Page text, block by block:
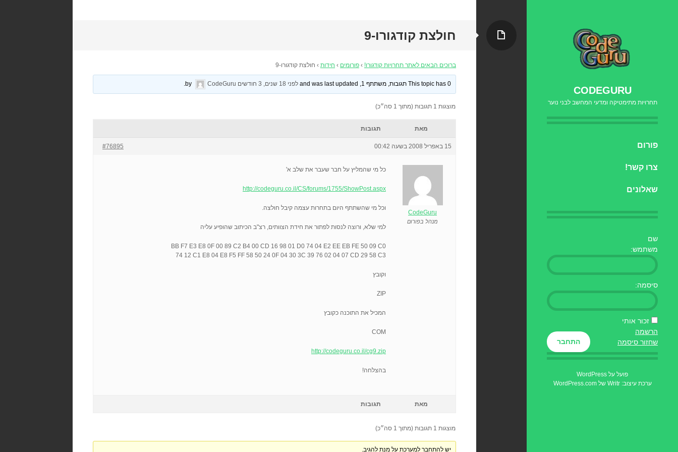
CODEGURU
תחרויות מתימטיקה ומדעי המחשב לבני נוער
דילוג
פורום
צרו קשר!
שאלונים
שם
משתמש:
סיסמה:
זכור אותי
התחבר
הרשמה
שחזור סיסמה
פועל על WordPress
ערכת עיצוב: Writr של
WordPress.com
חולצת קודגורו-9 עמוד
ברוכים הבאים לאתר תחרויות קודגורו! › פורומים › חידות › חולצת קודגורו-9
This topic has 0 תגובות, משתתף 1, and was last updated לפני 18 שנים, 3 חודשים CodeGuru
.
מוצגות 1 תגובות (מתוך 1 סה״כ)
מאת תגובות
15 באפריל 2008 בשעה 00:42 #76895
CodeGuru
מנהל בפורום
כל מי שהמליץ על חבר שעבר את שלב א'
http://codeguru.co.il/CS/forums/1755/ShowPost.aspx
וכל מי שהשתתף היום בתחרות עצמה קיבל חולצה.
למי שלא, ורוצה לנסות לפתור את חידת הצוותים, רצ"ב הכיתוב שהופיע עליה
BB F7 E3 E8 0F 00 89 C2 B4 00 CD 16 98 01 D0 74 04 E2 EE EB FE 50 09 C0
74 12 C1 E8 04 E8 F5 FF 58 50 24 0F 04 30 3C 39 76 02 04 07 CD 29 58 C3
וקובץ
ZIP
המכיל את התוכנה כקובץ
COM
http://codeguru.co.il/cg9.zip
בהצלחה!
מאת תגובות
מוצגות 1 תגובות (מתוך 1 סה״כ)
יש להתחבר למערכת על מנת להגיב.